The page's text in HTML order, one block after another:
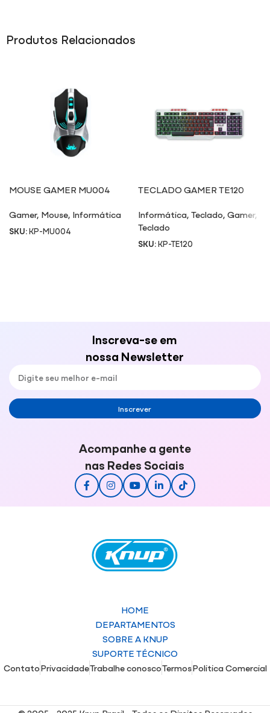
Produtos Relacionados
MOUSE GAMER MU004
Gamer, Mouse, Informática
SKU:KP-MU004
TECLADO GAMER TE120
Informática,Teclado,Gamer,
Teclado
SKU:KP-TE120
Inscreva-se em
nossa Newsletter
Inscrever
Acompanhe a gente
nas Redes Sociais
HOME
DEPARTAMENTOS
SOBRE A KNUP
SUPORTE TÉCNICO
ContatoPrivacidadeTrabalhe conoscoTermosPolitica Comercial